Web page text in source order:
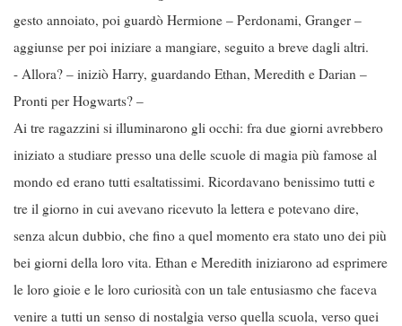
gesto annoiato, poi guardò Hermione – Perdonami, Granger –
aggiunse per poi iniziare a mangiare, seguito a breve dagli altri.
- Allora? – iniziò Harry, guardando Ethan, Meredith e Darian –
Pronti per Hogwarts? –
Ai tre ragazzini si illuminarono gli occhi: fra due giorni avrebbero
iniziato a studiare presso una delle scuole di magia più famose al
mondo ed erano tutti esaltatissimi. Ricordavano benissimo tutti e
tre il giorno in cui avevano ricevuto la lettera e potevano dire,
senza alcun dubbio, che fino a quel momento era stato uno dei più
bei giorni della loro vita. Ethan e Meredith iniziarono ad esprimere
le loro gioie e le loro curiosità con un tale entusiasmo che faceva
venire a tutti un senso di nostalgia verso quella scuola, verso quei